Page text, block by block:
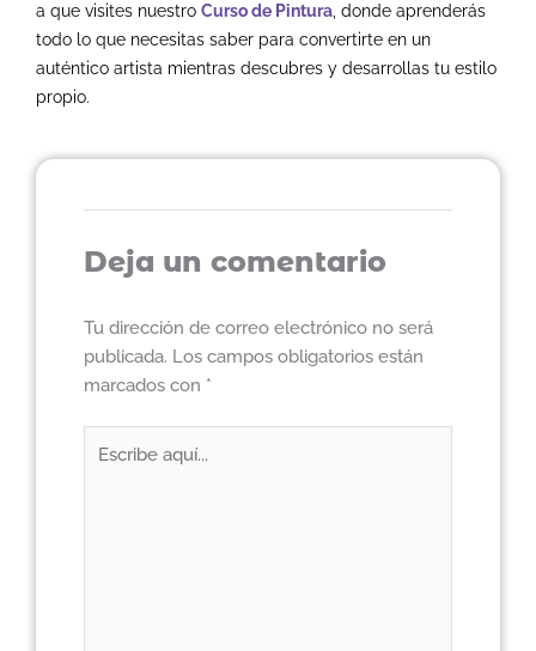
a que visites nuestro Curso de Pintura , donde aprenderás
todo lo que necesitas saber para convertirte en un
auténtico artista mientras descubres y desarrollas tu estilo
propio.
Deja un comentario
Tu dirección de correo electrónico no será
publicada. Los campos obligatorios están
marcados con *
aquí...